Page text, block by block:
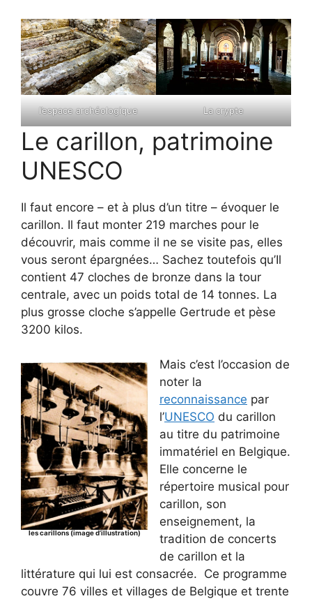
l’espace archéologique La crypte
Le carillon, patrimoine
UNESCO
Il faut encore – et à plus d’un titre – évoquer le
carillon. Il faut monter 219 marches pour le
découvrir, mais comme il ne se visite pas, elles
vous seront épargnées… Sachez toutefois qu’Il
contient 47 cloches de bronze dans la tour
centrale, avec un poids total de 14 tonnes. La
plus grosse cloche s’appelle Gertrude et pèse
3200 kilos.
les carillons (image d’illustration)
Mais c’est l’occasion de
noter la
reconnaissance par
l’UNESCO du carillon
au titre du patrimoine
immatériel en Belgique.
Elle concerne le
répertoire musical pour
carillon, son
enseignement, la
tradition de concerts
de carillon et la
littérature qui lui est consacrée. Ce programme
couvre 76 villes et villages de Belgique et trente